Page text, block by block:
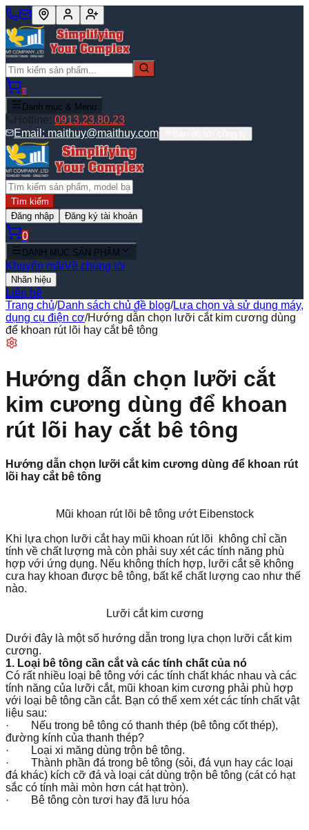
0
Danh mục & Menu
Hotline: 0913.23.80.23
Email: maithuy@maithuy.com
Tìm kiếm
Đăng nhập
Đăng ký tài khoản
0
DANH MỤC SẢN PHẨM
Khuyến mãiVề chúng tôi
Nhãn hiệu
Liên hệ
Trang chủ/Danh sách chủ đề blog/Lựa chọn và sử dụng máy,
dụng cụ điện cơ/Hướng dẫn chọn lưỡi cắt kim cương dùng
để khoan rút lõi hay cắt bê tông
Hướng dẫn chọn lưỡi cắt
kim cương dùng để khoan
rút lõi hay cắt bê tông
Hướng dẫn chọn lưỡi cắt kim cương dùng để khoan rút
lõi hay cắt bê tông
Mũi khoan rút lõi bê tông ướt Eibenstock
Khi lựa chọn lưỡi cắt hay mũi khoan rút lõi không chỉ cần
tính về chất lượng mà còn phải suy xét các tính năng phù
hợp với ứng dụng. Nếu không thích hợp, lưỡi cắt sẽ không
cưa hay khoan được bê tông, bất kể chất lượng cao như thế
nào.
Lưỡi cắt kim cương
Dưới đây là một số hướng dẫn trong lựa chọn lưỡi cắt kim
cương.
1. Loại bê tông cần cắt và các tính chất của nó
Có rất nhiều loại bê tông với các tính chất khác nhau và các
tính năng của lưỡi cắt, mũi khoan kim cương phải phù hợp
với loại bê tông cần cắt. Bạn có thể xem xét các tính chất vật
liệu sau:
· Nếu trong bê tông có thanh thép (bê tông cốt thép),
đường kính của thanh thép?
· Loại xi măng dùng trộn bê tông.
· Thành phần đá trong bê tông (sỏi, đá vụn hay các loại
đá khác) kích cỡ đá và loại cát dùng trộn bê tông (cát có hạt
sắc có tính mài mòn hơn cát hạt tròn).
· Bê tông còn tươi hay đã lưu hóa